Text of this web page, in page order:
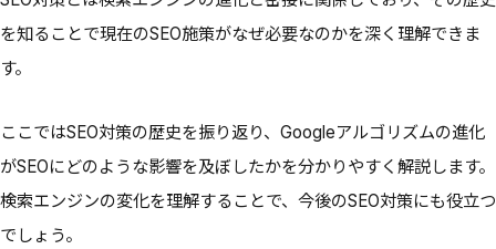
を知ることで現在のSEO施策がなぜ必要なのかを深く理解できま
す。
ここではSEO対策の歴史を振り返り、Googleアルゴリズムの進化
がSEOにどのような影響を及ぼしたかを分かりやすく解説します。
検索エンジンの変化を理解することで、今後のSEO対策にも役立つ
でしょう。